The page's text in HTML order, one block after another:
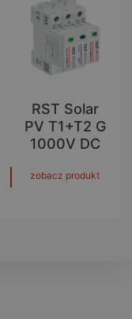
RST Solar
PV T1+T2 G
1000V DC
zobacz produkt